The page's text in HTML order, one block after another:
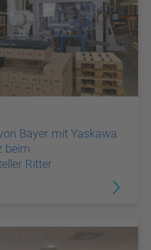
Bayer mit Yaskawa
beim
Ritter